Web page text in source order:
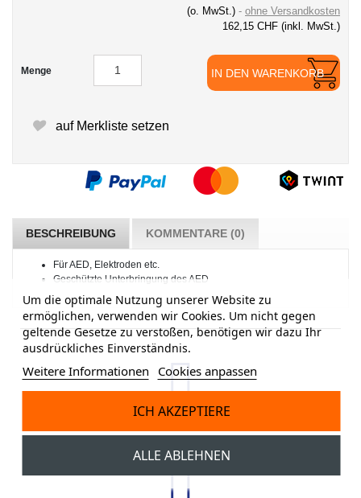
(o. MwSt.)
ohne Versandkosten
162,15 CHF (inkl. MwSt.)
Menge IN DEN WARENKORB
auf Merkliste setzen
BESCHREIBUNG KOMMENTARE (0)
Für AED, Elektroden etc.
Geschützte Unterbringung des AED
Gratisversand
Um die optimale Nutzung unserer Website zu
ermöglichen, verwenden wir Cookies. Um nicht gegen
geltende Gesetze zu verstoßen, benötigen wir dazu Ihr
ausdrückliches Einverständnis.
Weitere Informationen Cookies anpassen
ALLE ABLEHNEN
ICH AKZEPTIERE